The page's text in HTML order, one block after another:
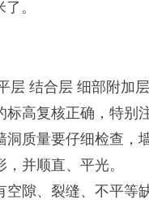
。
结合层 细部附加层
复核正确，特别注
量要仔细检查，墙
并顺直、平光。
、裂缝、不平等